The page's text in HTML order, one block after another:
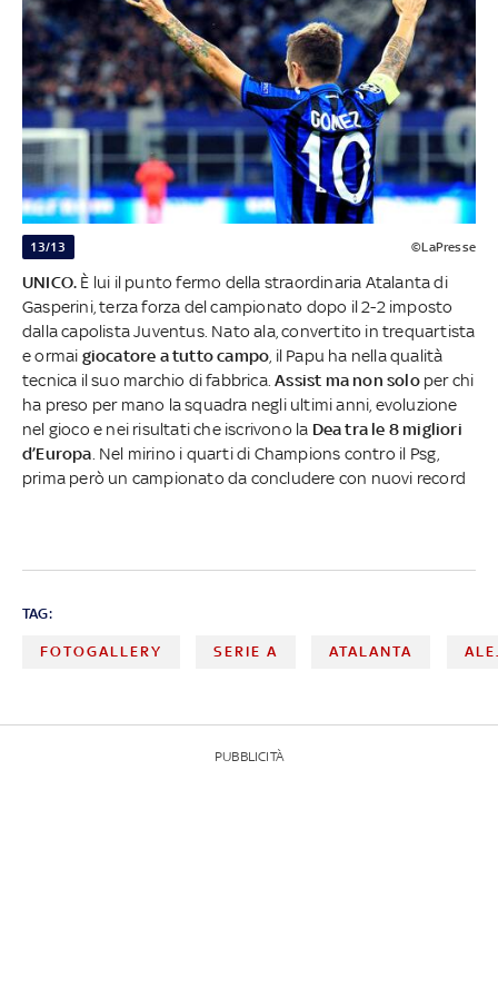
13/13 ©LaPresse
UNICO. È lui il punto fermo della straordinaria Atalanta di
Gasperini, terza forza del campionato dopo il 2-2 imposto
dalla capolista Juventus. Nato ala, convertito in trequartista
e ormai giocatore a tutto campo , il Papu ha nella qualità
tecnica il suo marchio di fabbrica.Assist ma non soloper chi
ha preso per mano la squadra negli ultimi anni, evoluzione
nel gioco e nei risultati che iscrivono la Dea tra le 8 migliori
d’Europa . Nel mirino i quarti di Champions contro il Psg,
prima però un campionato da concludere con nuovi record
TAG:
FOTOGALLERY SERIE A ATALANTA
PUBBLICITÀ